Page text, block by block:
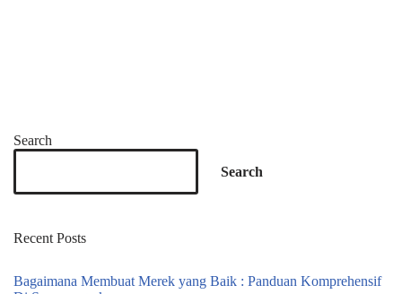
Search
Search
Recent Posts
Bagaimana Membuat Merek yang Baik : Panduan Komprehensif